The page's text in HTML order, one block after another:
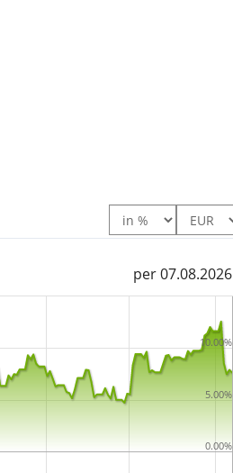
per 07.08.2026
0.00%
5.00%
10.00%